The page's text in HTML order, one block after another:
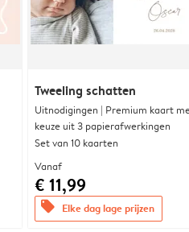
Tweeling schatten
Uitnodigingen | Premium kaart
keuze uit 3 papierafwerkingen
Set van 10 kaarten
Vanaf
€ 11,99
offers Elke dag lage prijzen